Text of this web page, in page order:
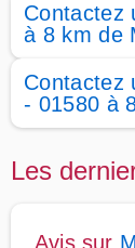
Contactez
à 8 km de
Contactez
- 01580 à
Les
Avis sur